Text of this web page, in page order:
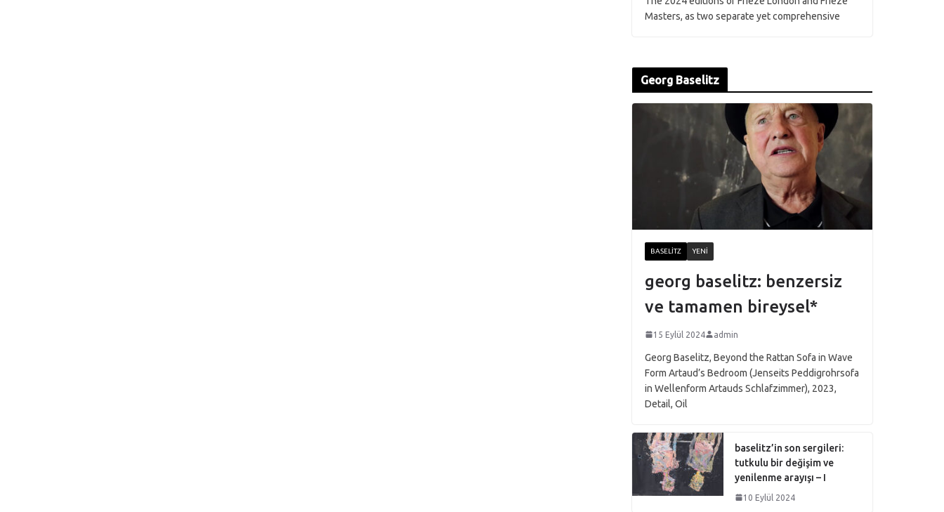
Masters, as two separate yet comprehensive
Georg Baselitz
BASELITZ YENI
georg baselitz: benzersiz
ve tamamen bireysel*
15 Eylül 2024 admin
Georg Baselitz, Beyond the Rattan Sofa in Wave
Form Artaud’s Bedroom (Jenseits Peddigrohrsofa
in Wellenform Artauds Schlafzimmer), 2023,
Detail, Oil
baselitz’in son sergileri:
tutkulu bir değişim ve
yenilenme arayışı – I
10 Eylül 2024